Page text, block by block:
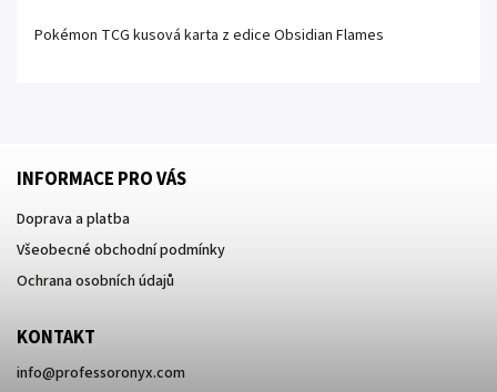
Pokémon TCG kusová karta z edice Obsidian Flames
INFORMACE PRO VÁS
Doprava a platba
Všeobecné obchodní podmínky
Ochrana osobních údajů
KONTAKT
info@professoronyx.com